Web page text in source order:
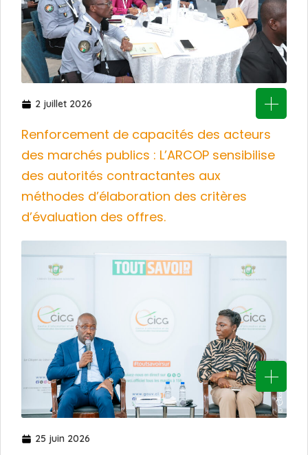
2 juillet 2026
Renforcement de capacités des acteurs
des marchés publics : L’ARCOP sensibilise
des autorités contractantes aux
méthodes d’élaboration des critères
d’évaluation des offres.
25 juin 2026